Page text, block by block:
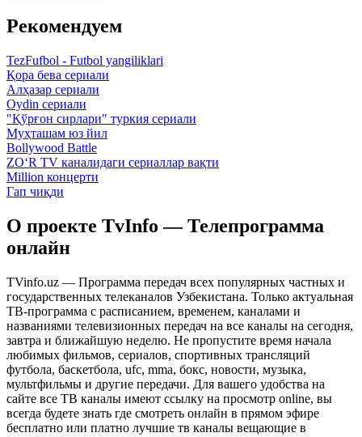
Рекомендуем
TezFufbol - Futbol yangiliklari
Қора бева сериали
Алҳазар сериали
Oydin сериали
"Қўрғон сирлари" туркия сериали
Муҳташам юз йил
Bollywood Battle
ZO‘R TV каналидаги сериаллар вақти
Million концерти
Гап чиқди
О проекте TvInfo — Телепрограмма
онлайн
TVinfo.uz — Программа передач всех популярных частных и
государственных телеканалов Узбекистана. Только актуальная
ТВ-программа с расписанием, временем, каналами и
названиями телевизионных передач на все каналы на сегодня,
завтра и ближайшую неделю. Не пропустите время начала
любимых фильмов, сериалов, спортивных трансляций
футбола, баскетбола, ufc, mma, бокс, новости, музыка,
мультфильмы и другие передачи. Для вашего удобства на
сайте все ТВ каналы имеют ссылку на просмотр online, вы
всегда будете знать где смотреть онлайн в прямом эфире
бесплатно или платно лучшие тв каналы вещающие в